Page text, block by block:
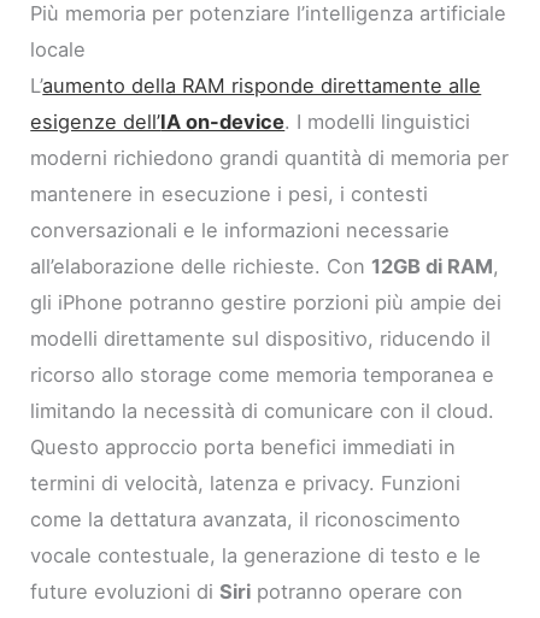
Più memoria per potenziare l’intelligenza artificiale
locale
L’aumento della RAM risponde direttamente alle
esigenze dell’IA on-device. I modelli linguistici
moderni richiedono grandi quantità di memoria per
mantenere in esecuzione i pesi, i contesti
conversazionali e le informazioni necessarie
all’elaborazione delle richieste. Con 12GB di RAM,
gli iPhone potranno gestire porzioni più ampie dei
modelli direttamente sul dispositivo, riducendo il
ricorso allo storage come memoria temporanea e
limitando la necessità di comunicare con il cloud.
Questo approccio porta benefici immediati in
termini di velocità, latenza e privacy. Funzioni
come la dettatura avanzata, il riconoscimento
vocale contestuale, la generazione di testo e le
future evoluzioni diSiri potranno operare con